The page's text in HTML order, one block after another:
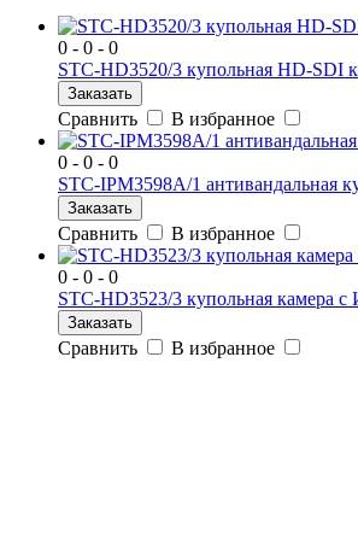
0 - 0 - 0
STC-HD3520/3 купольная HD-SDI
Заказать
Сравнить В избранное
0 - 0 - 0
STC-IPM3598A/1 антивандальная
Заказать
Сравнить В избранное
0 - 0 - 0
STC-HD3523/3 купольная камера
Заказать
Сравнить В избранное